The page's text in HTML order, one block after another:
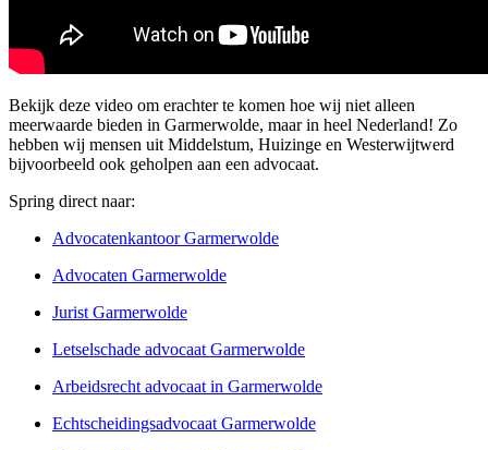
Bekijk deze video om erachter te komen hoe wij niet alleen
meerwaarde bieden in Garmerwolde, maar in heel Nederland! Zo
hebben wij mensen uit Middelstum, Huizinge en Westerwijtwerd
bijvoorbeeld ook geholpen aan een advocaat.
Spring direct naar:
Advocatenkantoor Garmerwolde
Advocaten Garmerwolde
Jurist Garmerwolde
Letselschade advocaat Garmerwolde
Arbeidsrecht advocaat in Garmerwolde
Echtscheidingsadvocaat Garmerwolde